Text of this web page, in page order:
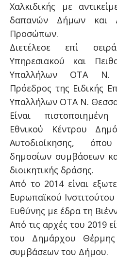
Χαλκιδικής με
δαπανών Δήμων και
Προσώπων.
Διετέλεσε επί
Υπηρεσιακού και
Υπαλλήλων ΟΤΑ Ν.
Πρόεδρος της Ειδικής
Υπαλλήλων ΟΤΑ Ν.
Είναι
Εθνικού Κέντρου
Αυτοδιοίκησης,
δημοσίων συμβάσεων
διοικητικής δράσης.
Από το 2014 είναι
Ευρωπαϊκού
Ευθύνης με έδρα τη
Από τις αρχές του 2019
του Δημάρχου
συμβάσεων του Δήμου.